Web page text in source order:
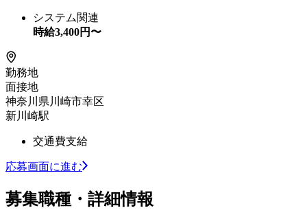
システム関連
時給3,400円〜
勤務地
面接地
神奈川県川崎市幸区
新川崎駅
交通費支給
応募画面に進む
募集職種・詳細情報